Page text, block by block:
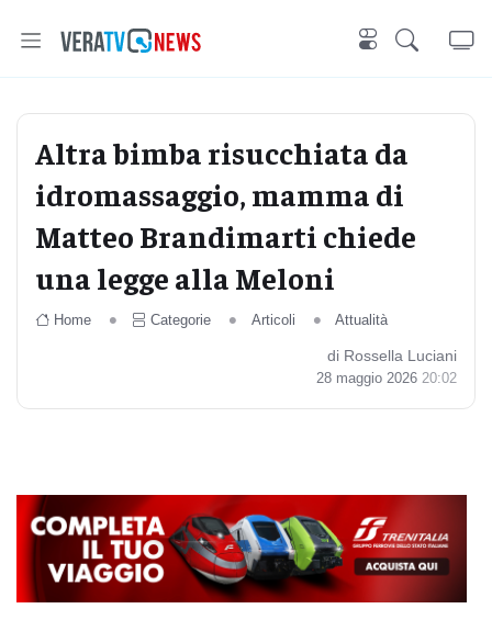
Altra bimba risucchiata da
idromassaggio, mamma di
Matteo Brandimarti chiede
una legge alla Meloni
Home Categorie Articoli Attualità
di Rossella Luciani
28 maggio 2026 20:02